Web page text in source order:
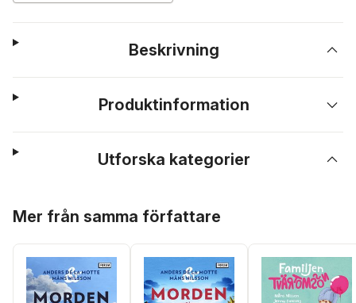
Beskrivning
Produktinformation
Utforska kategorier
Mer från samma författare